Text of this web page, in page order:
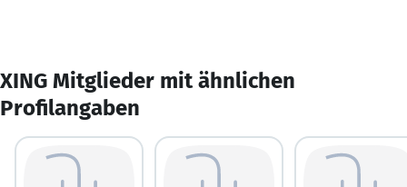
XING Mitglieder mit ähnlichen
Profilangaben